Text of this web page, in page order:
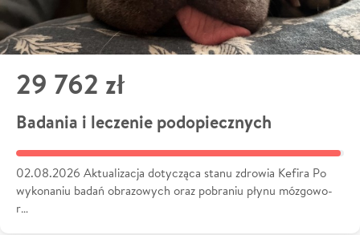
29 762 zł
Badania i leczenie podopiecznych
02.08.2026 Aktualizacja dotycząca stanu zdrowia Kefira Po
wykonaniu badań obrazowych oraz pobraniu płynu mózgowo-
r…